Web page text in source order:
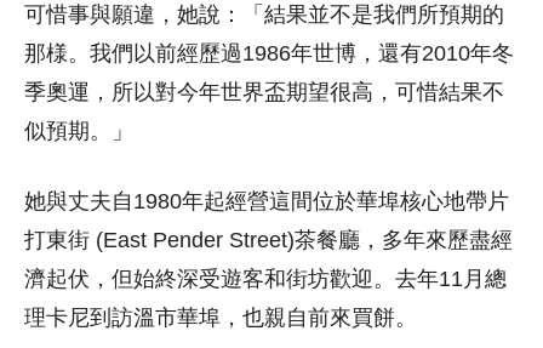
可惜事與願違，她說：「結果並不是我們所預期的
那様。我們以前經歷過1986年世博，還有2010年冬
季奧運，所以對今年世界盃期望很高，可惜結果不
似預期。」
她與丈夫自1980年起經營這間位於華埠核心地帶片
打東街 (East Pender Street)茶餐廳，多年來歷盡經
濟起伏，但始終深受遊客和街坊歡迎。去年11月總
理卡尼到訪溫市華埠，也親自前來買餅。